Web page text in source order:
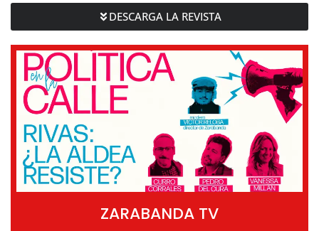
DESCARGA LA REVISTA
ZARABANDA TV